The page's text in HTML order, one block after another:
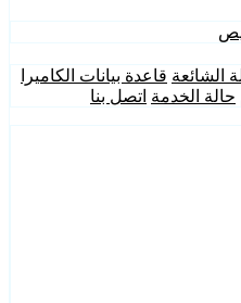
الشائعة قاعدة بيانات الكاميرا
حالة الخدمة اتصل بنا